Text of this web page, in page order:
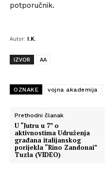
potporučnik.
Autor: I.K.
IZVOR AA
OZNAKE vojna akademija
Prethodni članak
U “Jutru u 7” o
aktivnostima Udruženja
građana italijanskog
porijekla “Rino Zandonai”
Tuzla (VIDEO)